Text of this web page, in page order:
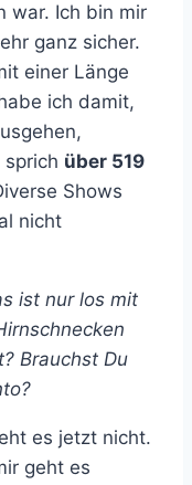
war. Ich bin mir
ganz sicher.
einer Länge
ich damit,
sprich über 519
Shows
nicht
ist nur los mit
Brauchst Du
es jetzt nicht.
geht es